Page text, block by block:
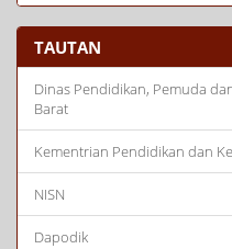
TAUTAN
Dinas Pendidikan, Pemuda
Barat
Kementrian Pendidikan dan
NISN
Dapodik